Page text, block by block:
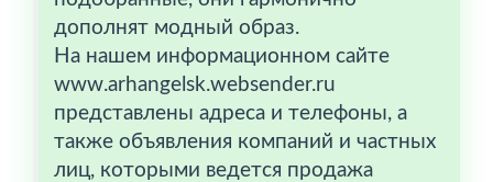
дополнят модный образ.
На нашем информационном сайте
www.arhangelsk.websender.ru
представлены адреса и телефоны, а
также объявления компаний и частных
лиц, которыми ведется продажа